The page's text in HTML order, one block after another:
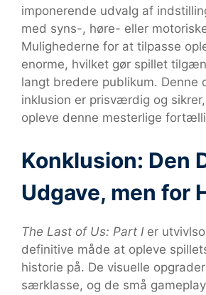
imponerende udvalg af
med syns-, høre- eller
Mulighederne for at tilpasse
enorme, hvilket gør spillet
langt bredere publikum. Denne
inklusion er prisværdig og
opleve denne mesterlige
Konklusion: Den
Udgave, men for
The Last of Us: Part I er
definitive måde at opleve
historie på. De visuelle
særklasse, og de små